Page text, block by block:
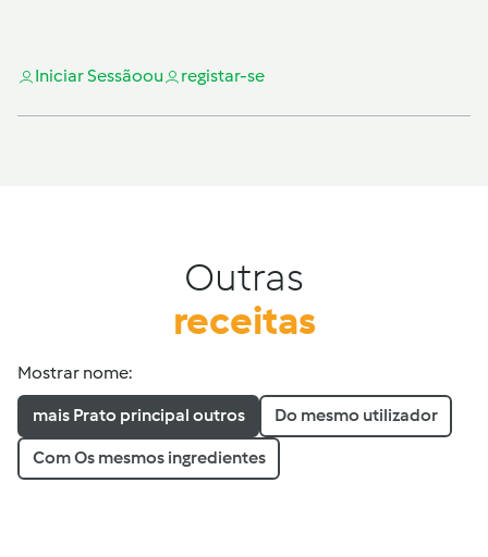
Iniciar Sessãoou registar-se
Outras
receitas
Mostrar nome:
mais Prato principal outros Do mesmo utilizador
Com Os mesmos ingredientes